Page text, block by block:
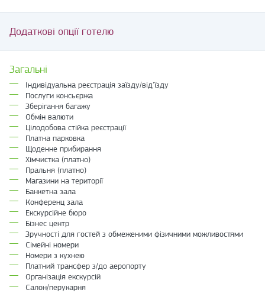
Додаткові опції готелю
Загальні
Індивідуальна реєстрація заїзду/від'їзду
Послуги консьєржа
Зберігання багажу
Обмін валюти
Цілодобова стійка реєстрації
Платна парковка
Щоденне прибирання
Хімчистка (платно)
Пральня (платно)
Магазини на території
Банкетна зала
Конференц зала
Екскурсійне бюро
Бізнес центр
Зручності для гостей з обмеженими фізичними можливостями
Сімейні номери
Номери з кухнею
Платний трансфер з/до аеропорту
Організація екскурсій
Салон/перукарня